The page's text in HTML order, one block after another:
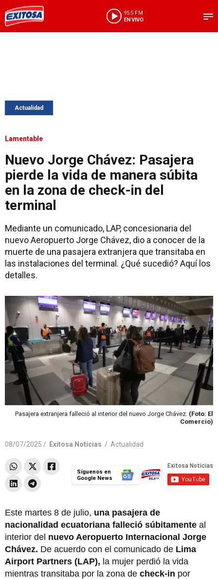
95.5 FM
EN VIVO
Actualidad
Lamentable
Nuevo Jorge Chávez: Pasajera
pierde la vida de manera súbita
en la zona de check-in del
terminal
Mediante un comunicado, LAP, concesionaria del
nuevo Aeropuerto Jorge Chávez, dio a conocer de la
muerte de una pasajera extranjera que transitaba en
las instalaciones del terminal. ¿Qué sucedió? Aquí los
detalles.
Pasajera extranjera falleció al interior del nuevo Jorge Chávez. (Foto: El
Comercio)
08/07/2025 / Exitosa Noticias / Actualidad
Síguenos en
Google News
Este martes 8 de julio, una pasajera de
nacionalidad ecuatoriana falleció súbitamente al
interior del nuevo Aeropuerto Internacional Jorge
Chávez. De acuerdo con el comunicado de Lima
Airport Partners (LAP), la mujer perdió la vida
mientras transitaba por la zona de check-in por